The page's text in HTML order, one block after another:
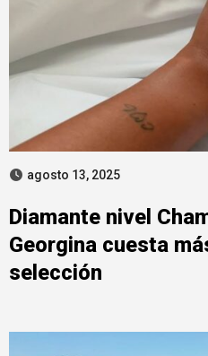
agosto 13, 2025
Diamante nivel
Georgina cuesta
selección